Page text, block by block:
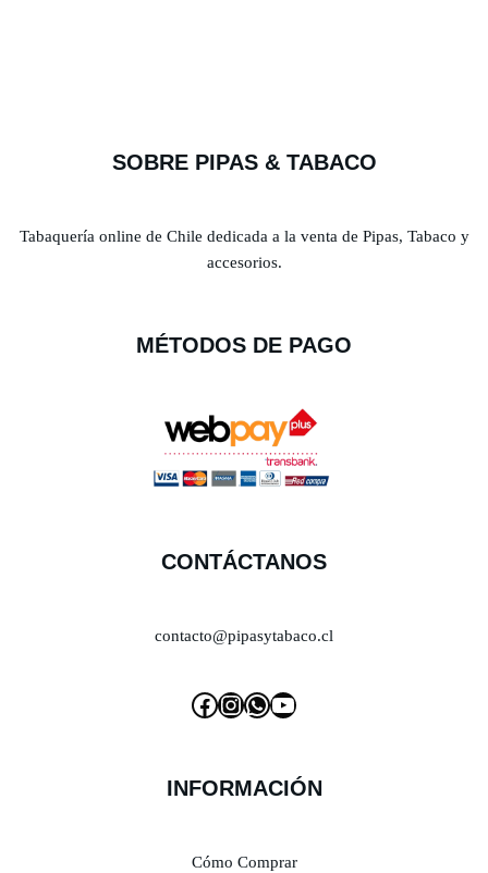
SOBRE PIPAS & TABACO
Tabaquería online de Chile dedicada a la venta de Pipas, Tabaco y
accesorios.
MÉTODOS DE PAGO
CONTÁCTANOS
contacto@pipasytabaco.cl
INFORMACIÓN
Cómo Comprar